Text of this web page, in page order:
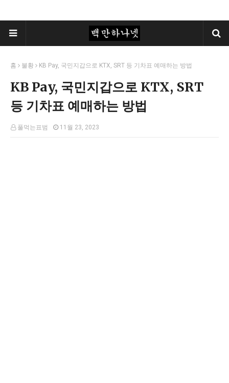
홈 불황 KB Pay, 국민지갑으로 KTX, SRT 등 기차표 예매하는 방법
KB Pay, 국민지갑으로 KTX, SRT
등 기차표 예매하는 방법
풀먹는표범 11월 23, 2023